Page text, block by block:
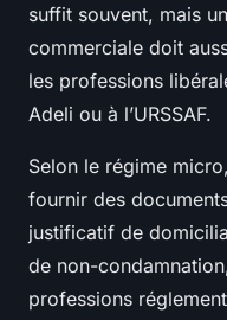
suffit souvent, mais
commerciale doit
les professions
Adeli ou à l’URSSAF.
Selon le régime
fournir des
justificatif de
de non-
professions